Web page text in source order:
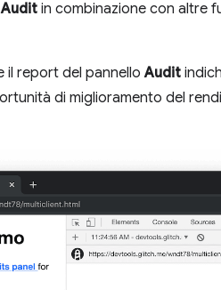
Audit in combinazione con altre
il report del pannelloAudit
di miglioramento del